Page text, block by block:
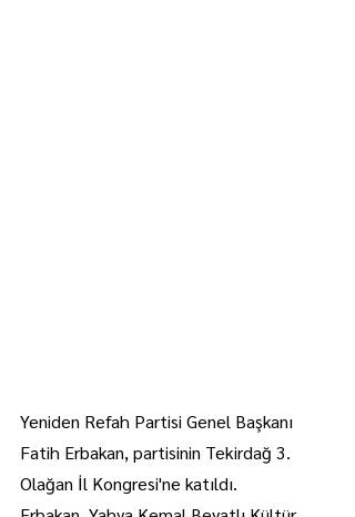
Yeniden Refah Partisi Genel Başkanı
Fatih Erbakan, partisinin Tekirdağ 3.
Olağan İl Kongresi'ne katıldı.